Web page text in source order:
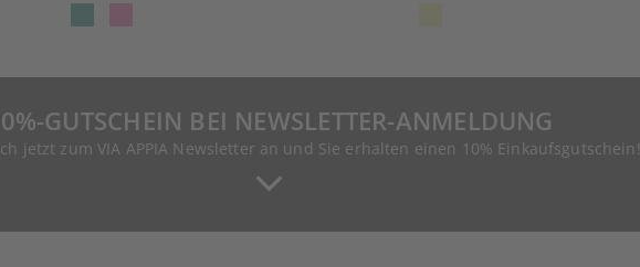
GUTSCHEIN BEI NEWSLETTER-ANMELDUNG
jetzt zum VIA APPIA Newsletter an und Sie erhalten einen 10% Einkaufsgutschein!